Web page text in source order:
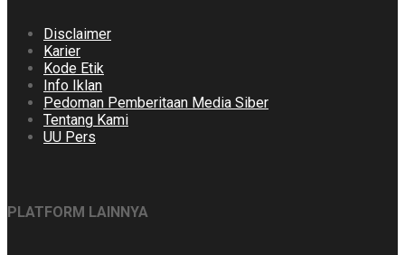
Disclaimer
Karier
Kode Etik
Info Iklan
Pedoman Pemberitaan Media Siber
Tentang Kami
UU Pers
PLATFORM LAINNYA